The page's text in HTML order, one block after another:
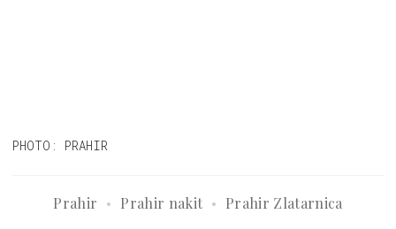
PHOTO: PRAHIR
Prahir Prahir nakit Prahir Zlatarnica